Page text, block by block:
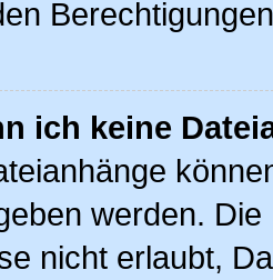
ich keine
werden.
nicht erlaubt,